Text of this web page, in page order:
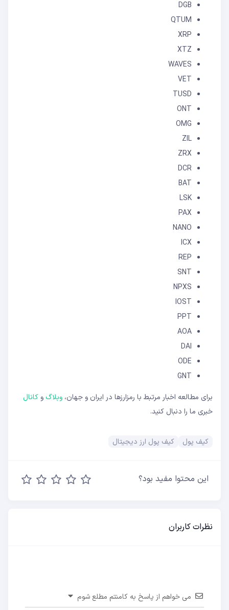
DGB
QTUM
XRP
XTZ
WAVES
VET
TUSD
ONT
OMG
ZIL
ZRX
DCR
BAT
LSK
PAX
NANO
ICX
REP
SNT
NPXS
IOST
PPT
AOA
DAI
ODE
GNT
برای مطالعه اخبار مرتبط با رمزارزها در ایران و جهان، وبلاگ و کانال
خبری ما را دنبال کنید.
کیف پول کیف پول ارز دیجیتال
این محتوا مفید بود؟
نظرات کاربران
می خواهم از پاسخ به کامنتم مطلع شوم